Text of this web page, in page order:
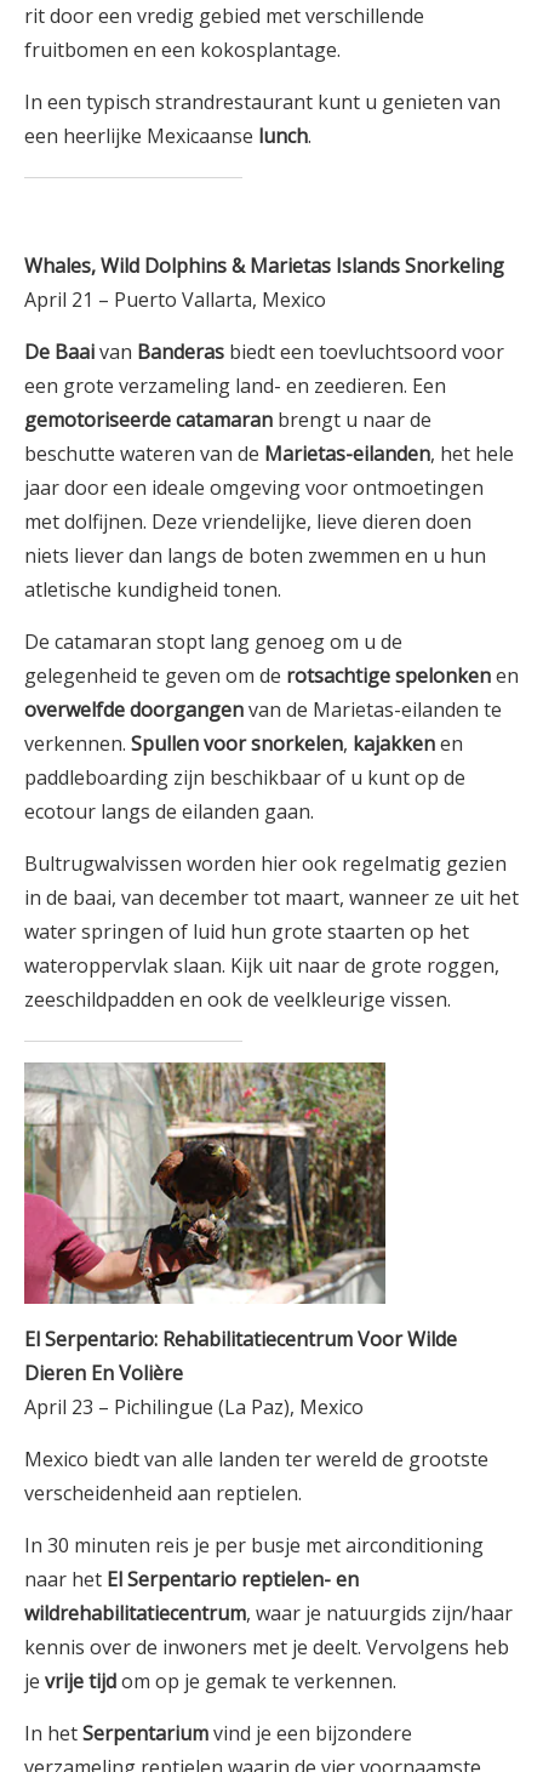
rit door een vredig gebied met verschillende
fruitbomen en een kokosplantage.
In een typisch strandrestaurant kunt u genieten van
een heerlijke Mexicaanse lunch.
Whales, Wild Dolphins & Marietas Islands Snorkeling
April 21 – Puerto Vallarta, Mexico
De Baaivan Banderas biedt een toevluchtsoord voor
een grote verzameling land- en zeedieren. Een
gemotoriseerde catamaran brengt u naar de
beschutte wateren van de Marietas-eilanden, het hele
jaar door een ideale omgeving voor ontmoetingen
met dolfijnen. Deze vriendelijke, lieve dieren doen
niets liever dan langs de boten zwemmen en u hun
atletische kundigheid tonen.
De catamaran stopt lang genoeg om u de
gelegenheid te geven om de rotsachtige spelonkenen
overwelfde doorgangenvan de Marietas-eilanden te
verkennen. Spullen voor snorkelen, kajakkenen
paddleboarding zijn beschikbaar of u kunt op de
ecotour langs de eilanden gaan.
Bultrugwalvissen worden hier ook regelmatig gezien
in de baai, van december tot maart, wanneer ze uit het
water springen of luid hun grote staarten op het
wateroppervlak slaan. Kijk uit naar de grote roggen,
zeeschildpadden en ook de veelkleurige vissen.
El Serpentario: Rehabilitatiecentrum Voor Wilde
Dieren En Volière
April 23 – Pichilingue (La Paz), Mexico
Mexico biedt van alle landen ter wereld de grootste
verscheidenheid aan reptielen.
In 30 minuten reis je per busje met airconditioning
naar het El Serpentario reptielen- en
wildrehabilitatiecentrum, waar je natuurgids zijn/haar
kennis over de inwoners met je deelt. Vervolgens heb
je vrije tijdom op je gemak te verkennen.
In hetSerpentariumvind je een bijzondere